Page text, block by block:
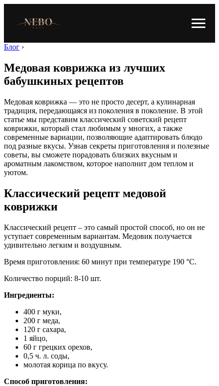
Блог ›
Медовая коврижка из лучших
бабушкиных рецептов
Медовая коврижка — это не просто десерт, а кулинарная
традиция, передающаяся из поколения в поколение. В этой
статье мы представим классический советский рецепт
коврижки, который стал любимым у многих, а также
современные вариации, позволяющие адаптировать блюдо
под разные вкусы. Узнав секреты приготовления и полезные
советы, вы сможете порадовать близких вкусным и
ароматным лакомством, которое наполнит дом теплом и
уютом.
Классический рецепт медовой
коврижки
Классический рецепт – это самый простой способ, но он не
уступает современным вариантам. Медовик получается
удивительно легким и воздушным.
Время приготовления: 60 минут при температуре 190 °C.
Количество порций: 8-10 шт.
Ингредиенты:
400 г муки,
200 г меда,
120 г сахара,
1 яйцо,
60 г грецких орехов,
0,5 ч. л. соды,
молотая корица по вкусу.
Способ приготовления: